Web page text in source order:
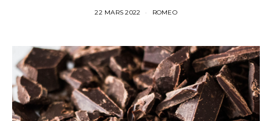
22 MARS 2022 ROMEO